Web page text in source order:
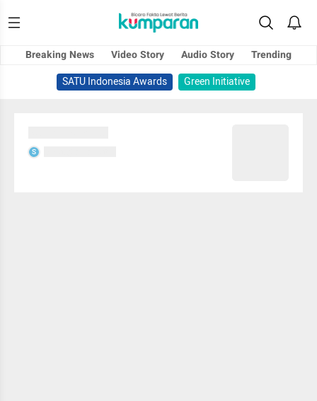
Breaking News Video Story Audio Story
Trending
SATU Indonesia Awards
Green Initiative
S